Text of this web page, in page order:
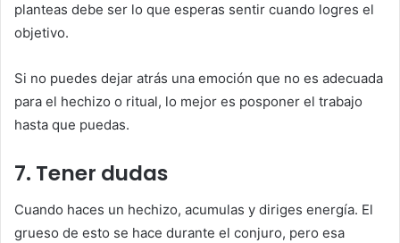
planteas debe ser lo que esperas sentir cuando logres el
objetivo.
Si no puedes dejar atrás una emoción que no es adecuada
para el hechizo o ritual, lo mejor es posponer el trabajo
hasta que puedas.
7. Tener dudas
Cuando haces un hechizo, acumulas y diriges energía. El
grueso de esto se hace durante el conjuro, pero esa